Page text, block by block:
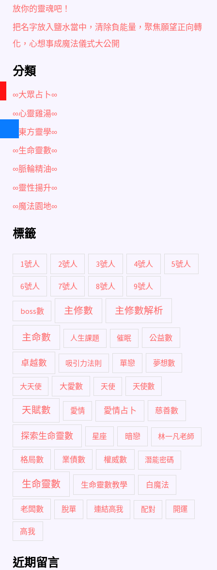
放你的靈魂吧！
把名字放入鹽水當中，清除負能量，聚焦願望正向轉
化，心想事成魔法儀式大公開
分類
∞大眾占卜∞
∞心靈雞湯∞
∞東方靈學∞
∞生命靈數∞
∞脈輪精油∞
∞靈性揚升∞
∞魔法園地∞
標籤
1號人 2號人 3號人 4號人 5號人
6號人 7號人 8號人 9號人
boss數 主修數 主修數解析
主命數 人生課題 催眠 公益數
卓越數 吸引力法則 單戀 夢想數
大天使 大愛數 天使 天使數
天賦數 愛情 愛情占卜 慈善數
探索生命靈數 星座 暗戀 林一凡老師
格局數 業債數 權威數 潛能密碼
生命靈數 生命靈數教學 白魔法
老闆數 脫單 連結高我 配對 開運
高我
近期留言